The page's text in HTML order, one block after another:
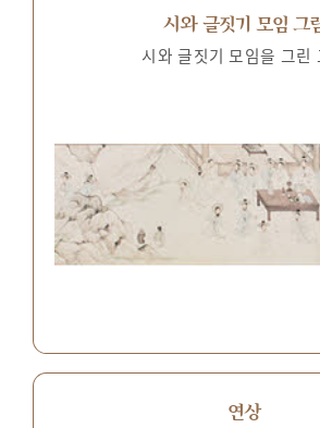
시와 글짓기 모임 그
시와 글짓기 모임을 그린
연상